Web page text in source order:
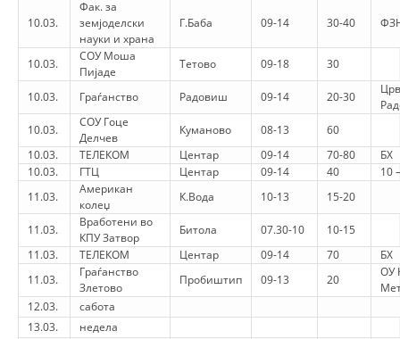
STACIONIN E UJIT SHPËTIMIT – VODNO
EOK E CK
MARRDHËNJE ME PUBLIKUN
HULUMTIMI I OPINIONIT PUBLIK
BASHKËPUNIM NDËRKOMBËTAR
MARRËVESHJE
PROJEKTE
SHËRBIMI PËR KËRKIM
VEPRIMTARI SHËNDETËSORE PREVENTIVE
10.03.
Фак. за
земјоделски
науки и храна
Г.Баба 09-14 30-40
10.03.
СОУ Моша
Пијаде
Тетово 09-18 30
10.03. Граѓанство Радовиш 09-14 20-30
10.03.
СОУ Гоце
Делчев
Куманово 08-13
60
10.03.
ТЕЛЕКОМ Центар 09-14 70-80
БХ
10.03.
ГТЦ Центар 09-14 40
10
11.03.
Американ
колеџ
К.Вода 10-13 15-20
11.03.
Вработени во
КПУ Затвор
Битола 07.30-10
10-15
11.03.
ТЕЛЕКОМ Центар 09-14 70
БХ
11.03.
Граѓанство
Злетово
Пробиштип 09-13 20
ОУ
12.03.
сабота
13.03.
недела